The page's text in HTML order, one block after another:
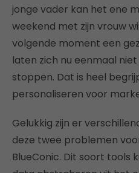
jonge vader kan het ene
weekend met zijn vrouw
volgende moment een
laten zich nu eenmaal
stoppen. Dat is heel
personaliseren voor
Gelukkig zijn er
deze twee problemen
BlueConic. Dit soort tools